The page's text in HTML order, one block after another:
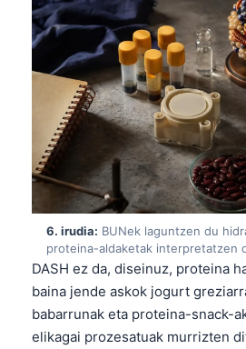
6. irudia: BUNek laguntzen du
proteina-aldaketak interpretatzen
DASH ez da, diseinuz, proteina
baina jende askok jogurt
babarrunak eta proteina-snack-
elikagai prozesatuak murrizten
Polski
한국어
Slovenščina
Magyar
বাংলা
मराठी
తెలుగు
தமிழ்
ગુજરાતી
ಕನ್ನಡ